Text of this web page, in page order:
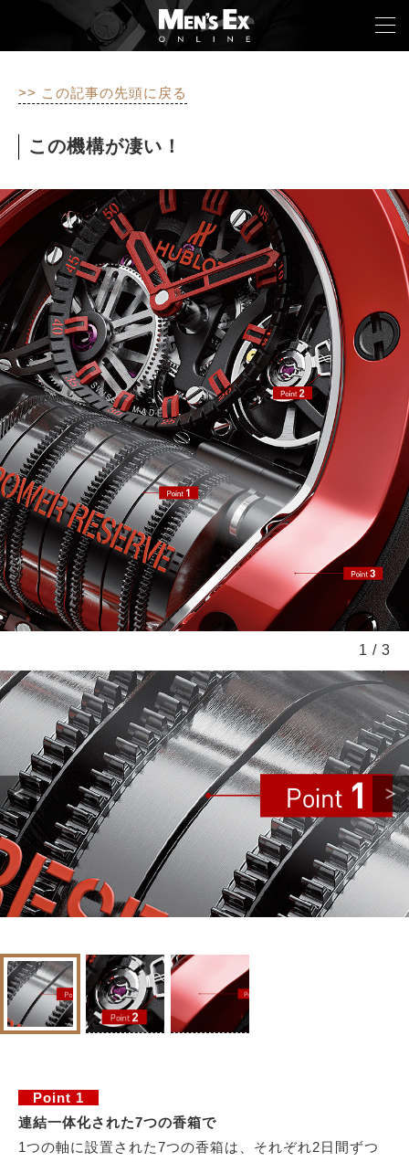
>> この記事の先頭に戻る
この機構が凄い！
1 / 3
Point 1
連結一体化された7つの香箱で
1つの軸に設置された7つの香箱は、それぞれ2日間ずつ
FASHION
WATCH
CAR&BIKE
LIFESTYLE
COLUMN
MAGAZINE
ABOUT SITE
サイトマップ